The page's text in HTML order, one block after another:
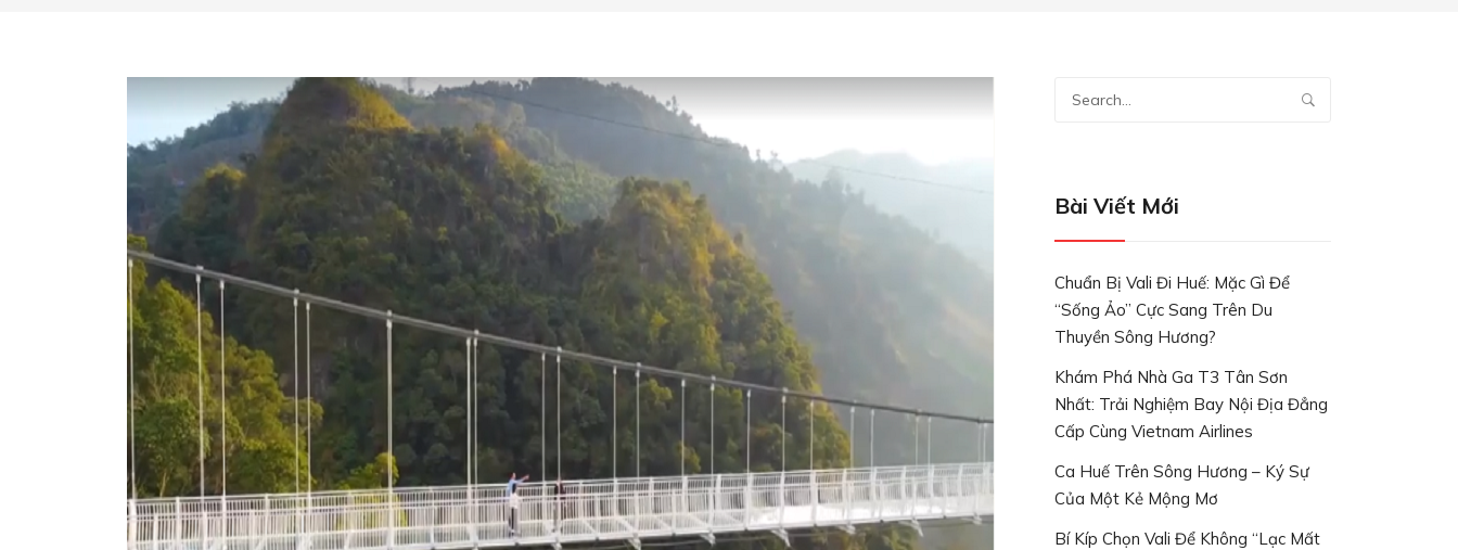
Bài Viết Mới
Chuẩn Bị Vali Đi Huế: Mặc Gì Để
“Sống Ảo” Cực Sang Trên Du
Thuyền Sông Hương?
Khám Phá Nhà Ga T3 Tân Sơn
Nhất: Trải Nghiệm Bay Nội Địa Đẳng
Cấp Cùng Vietnam Airlines
Ca Huế Trên Sông Hương – Ký Sự
Của Một Kẻ Mộng Mơ
Bí Kíp Chọn Vali Để Không “lạc Mất